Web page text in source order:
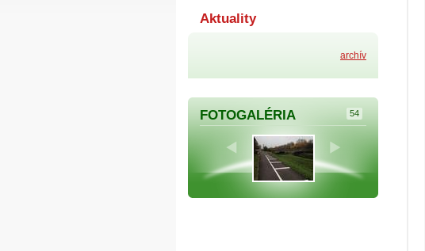
Aktuality
archív
FOTOGALÉRIA 54